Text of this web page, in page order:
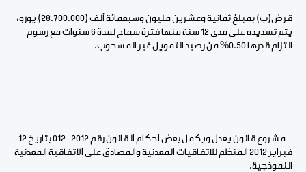
قرض(ب) بمبلغ ثمانية وعشرين مليون وسبعمائة ألف (28.700.000) يورو،
يتم تسديده على مدى 12 سنة منها فترة سماح لمدة 6 سنوات مع رسوم
التزام قدرها 0.50% من رصيد التمويل غير المسحوب.
– مشروع قانون يعدل ويكمل بعض احكام القانون رقم 2012-012 بتاريخ 12
فبراير 2012 المنظم للاتفاقيات المعدنية والمصادق على الاتفاقية المعدنية
النموذجية.